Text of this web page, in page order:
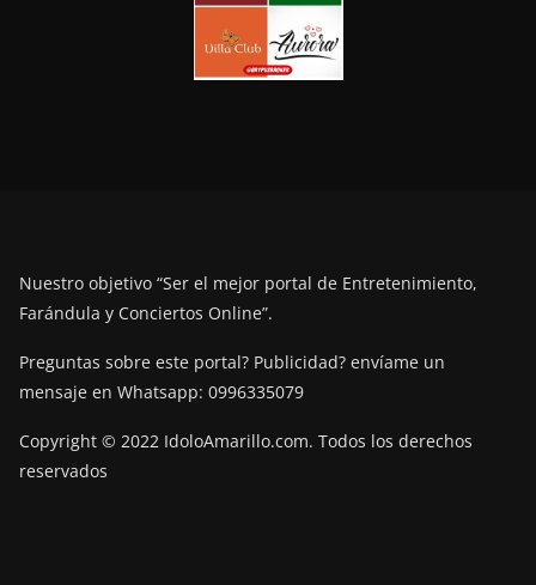
Nuestro objetivo “Ser el mejor portal de Entretenimiento,
Farándula y Conciertos Online”.
Preguntas sobre este portal? Publicidad? envíame un
mensaje en Whatsapp: 0996335079
Copyright © 2022 IdoloAmarillo.com. Todos los derechos
reservados